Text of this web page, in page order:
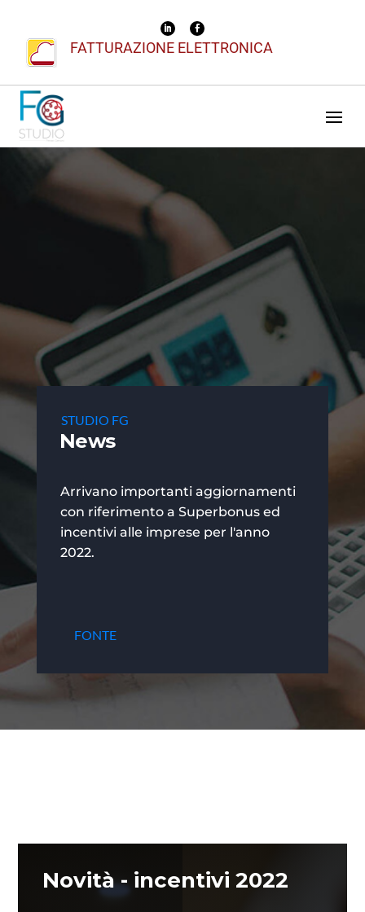
FATTURAZIONE ELETTRONICA
STUDIO FG
News
Arrivano importanti aggiornamenti
con riferimento a Superbonus ed
incentivi alle imprese per l'anno
2022.
FONTE
Novità - incentivi 2022